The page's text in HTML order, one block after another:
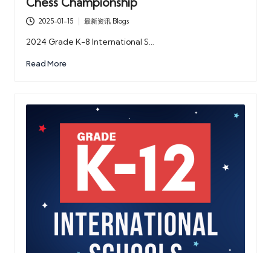
2025-01-15
Posted
in
最新资讯 Blogs
2024 Grade K-8 International S…
Read More